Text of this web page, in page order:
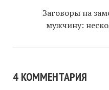
Заговоры на
мужчину:
4 КОММЕНТАРИЯ